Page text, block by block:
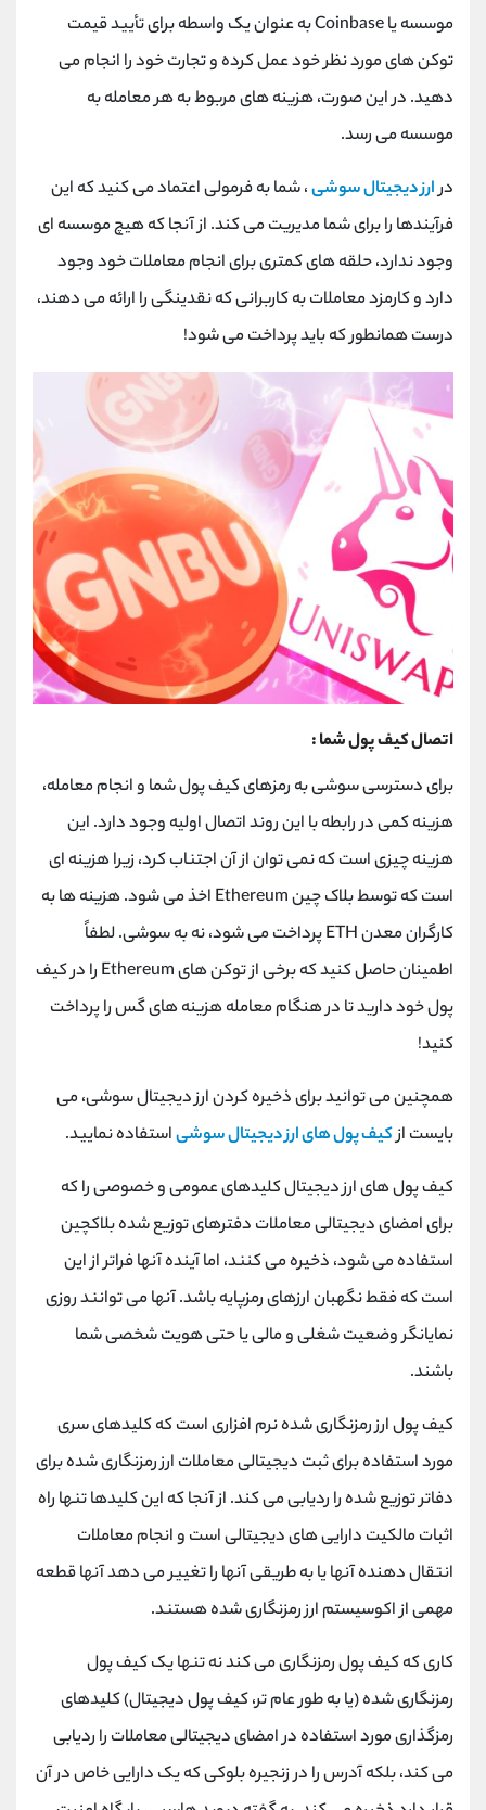
موسسه یا Coinbase به عنوان یک واسطه برای تأیید قیمت
توکن های مورد نظر خود عمل کرده و تجارت خود را انجام می
دهید. در این صورت، هزینه های مربوط به هر معامله به
موسسه می رسد.
درارز دیجیتال سوشی، شما به فرمولی اعتماد می کنید که این
فرآیندها را برای شما مدیریت می کند. از آنجا که هیچ موسسه ای
وجود ندارد، حلقه های کمتری برای انجام معاملات خود وجود
دارد و کارمزد معاملات به کاربرانی که نقدینگی را ارائه می دهند،
درست همانطور که باید پرداخت می شود!
اتصال کیف پول شما :
برای دسترسی سوشی به رمزهای کیف پول شما و انجام معامله،
هزینه کمی در رابطه با این روند اتصال اولیه وجود دارد. این
هزینه چیزی است که نمی توان از آن اجتناب کرد، زیرا هزینه ای
است که توسط بلاک چین Ethereum اخذ می شود. هزینه ها به
کارگران معدن ETH پرداخت می شود، نه به سوشی. لطفاً
اطمینان حاصل کنید که برخی از توکن های Ethereum را در کیف
پول خود دارید تا در هنگام معامله هزینه های گس را پرداخت
کنید!
همچنین می توانید برای ذخیره کردن ارز دیجیتال سوشی، می
بایست ازکیف پول های ارز دیجیتال سوشیاستفاده نمایید.
کیف پول های ارز دیجیتال کلیدهای عمومی و خصوصی را که
برای امضای دیجیتالی معاملات دفترهای توزیع شده بلاکچین
استفاده می شود، ذخیره می کنند، اما آینده آنها فراتر از این
است که فقط نگهبان ارزهای رمزپایه باشد. آنها می توانند روزی
نمایانگر وضعیت شغلی و مالی یا حتی هویت شخصی شما
باشند.
کیف پول ارز رمزنگاری شده نرم افزاری است که کلیدهای سری
مورد استفاده برای ثبت دیجیتالی معاملات ارز رمزنگاری شده برای
دفاتر توزیع شده را ردیابی می کند. از آنجا که این کلیدها تنها راه
اثبات مالکیت دارایی های دیجیتالی است و انجام معاملات
انتقال دهنده آنها یا به طریقی آنها را تغییر می دهد آنها قطعه
مهمی از اکوسیستم ارز رمزنگاری شده هستند.
کاری که کیف پول رمزنگاری می کند نه تنها یک کیف پول
رمزنگاری شده (یا به طور عام تر، کیف پول دیجیتال) کلیدهای
رمزگذاری مورد استفاده در امضای دیجیتالی معاملات را ردیابی
می کند، بلکه آدرس را در زنجیره بلوکی که یک دارایی خاص در آن